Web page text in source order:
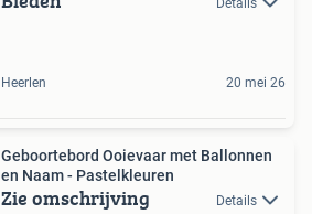
Heerlen 20 mei 26
Geboortebord Ooievaar met Ballonnen
en Naam - Pastelkleuren
Zie omschrijving Details